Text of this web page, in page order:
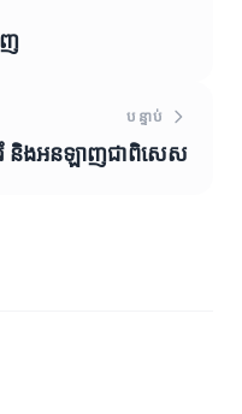
ញ
បន្ទាប់
រំ និងអនឡាញជាពិសេស